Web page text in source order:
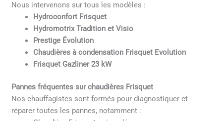
Nous intervenons sur tous les modèles :
Hydroconfort Frisquet
Hydromotrix Tradition et Visio
Prestige Évolution
Chaudières à condensation Frisquet Evolution
Frisquet Gazliner 23 kW
Pannes fréquentes sur chaudières Frisquet
Nos chauffagistes sont formés pour diagnostiquer et
réparer toutes les pannes, notamment :